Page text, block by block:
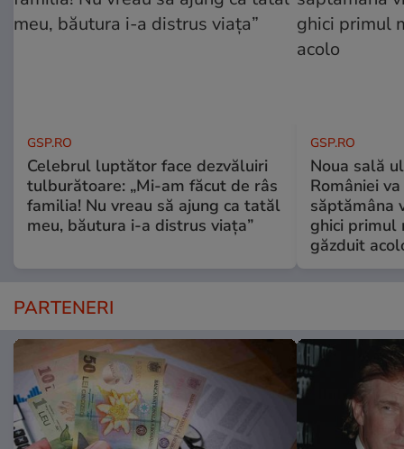
GSP.RO
Celebrul luptător face dezvăluiri
tulburătoare: „Mi-am făcut de râs
familia! Nu vreau să ajung ca tatăl
meu, băutura i-a distrus viața”
GSP.RO
Noua sală
României
săptămâna
ghici primul
găzduit
PARTENERI